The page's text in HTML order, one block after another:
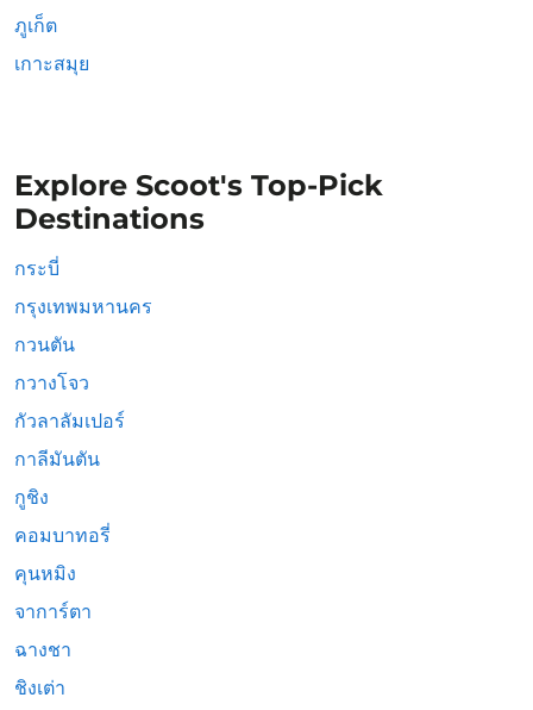
ภูเก็ต
เกาะสมุย
Explore Scoot's Top-Pick
Destinations
กระบี่
กรุงเทพมหานคร
กวนตัน
กวางโจว
กัวลาลัมเปอร์
กาลีมันตัน
กูชิง
คอมบาทอรี่
คุนหมิง
จาการ์ตา
ฉางชา
ชิงเต่า